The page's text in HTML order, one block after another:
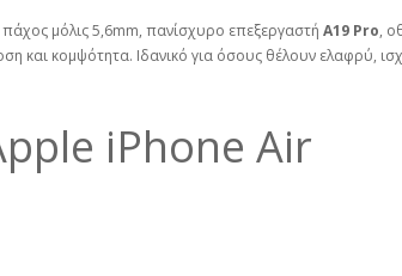
μόλις 5,6mm, πανίσχυρο επεξεργαστή A19 Pro,
και κομψότητα. Ιδανικό για όσους θέλουν ελαφρύ,
iPhone Air